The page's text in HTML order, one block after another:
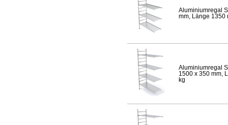
Aluminiumregal
mm, Länge 1350
Aluminiumregal
1500 x 350 mm,
kg